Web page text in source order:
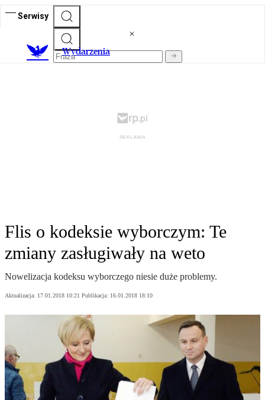
Serwisy
Wydarzenia
Flis o kodeksie wyborczym: Te
zmiany zasługiwały na weto
Nowelizacja kodeksu wyborczego niesie duże problemy.
Aktualizacja: 17.01.2018 10:21 Publikacja: 16.01.2018 18:10